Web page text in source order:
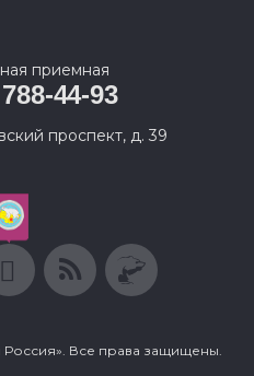
приемная
44-93
проспект, д. 39
Россия». Все права защищены.